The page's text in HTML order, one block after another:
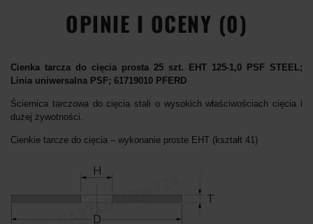
OPINIE I OCENY (0)
Cienka tarcza do cięcia prosta 25 szt. EHT 125-1,0 PSF STEEL;
Linia uniwersalna PSF; 61719010 PFERD
Ściernica tarczowa do cięcia stali o wysokich właściwościach cięcia i
dużej żywotności.
Cienkie tarcze do cięcia – wykonanie proste EHT (kształt 41)